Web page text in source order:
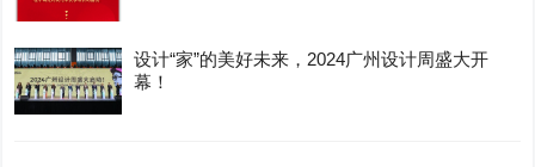
设计“家”的美好未来，2024广州设计周盛大开
幕！